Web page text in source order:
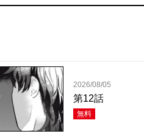
2026/08/05
第12話
無料